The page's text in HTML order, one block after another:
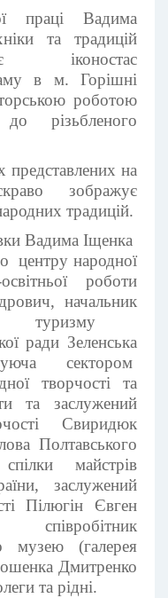
праці Вадима
та традицій
є іконостас
в м. Горішні
роботою
різьбленого
представлених на
зображує
традицій.
Вадима Іщенка
центру народної
роботи
начальник
і туризму
ради Зеленська
сектором
творчості та
та заслужений
Свиридюк
Полтавського
майстрів
заслужений
Пілюгін Євген
музею (галерея
Дмитренко
та рідні.